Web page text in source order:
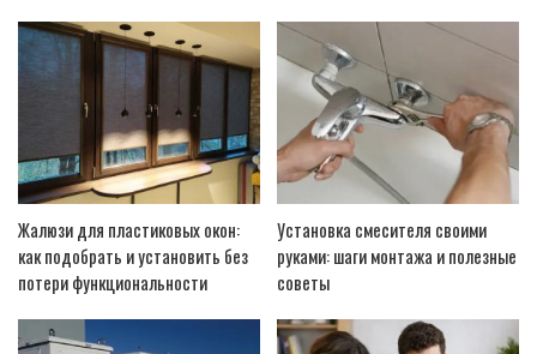
Жалюзи для пластиковых окон:
как подобрать и установить без
потери функциональности
Установка смесителя своими
руками: шаги монтажа и полезные
советы